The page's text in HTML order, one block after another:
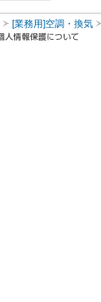
[業務用]空調・換気